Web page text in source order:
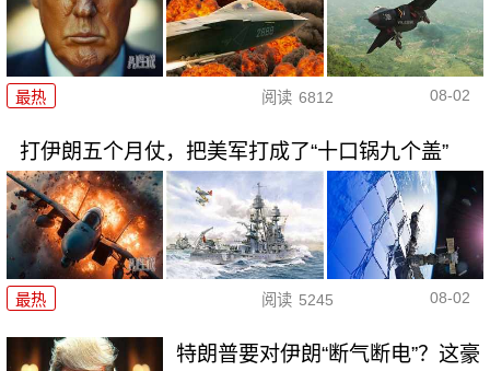
最热 阅读 6812 08-02
打伊朗五个月仗，把美军打成了“十口锅九个盖”
最热 阅读 5245 08-02
特朗普要对伊朗“断气断电”？这豪